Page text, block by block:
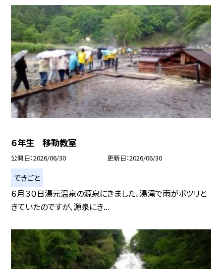
６年生 移動教室
公開日 2026/06/30 更新日 2026/06/30
できごと
６月３０日湯元温泉の源泉にきました。湯滝で雨がポツリと
きていたのですが、源泉にき...